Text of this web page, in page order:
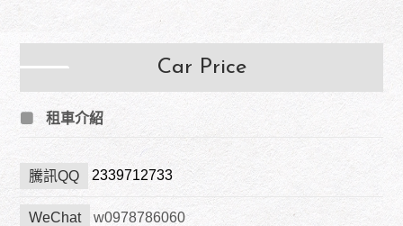
Car Price
租車介紹
騰訊QQ 2339712733
WeChat w0978786060